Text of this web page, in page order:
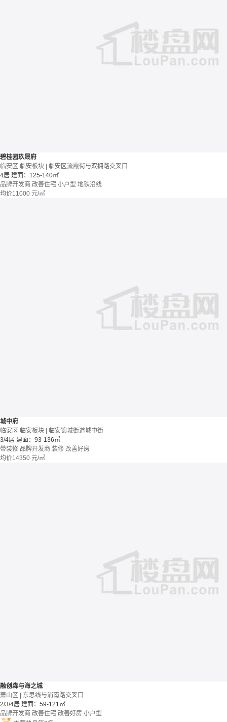
碧桂园玖晟府
临安区 临安板块 | 临安区流霞街与双拥路交叉口
4居 建面：125-140㎡
品牌开发商 改善住宅 小户型 地铁沿线
均价11000 元/㎡
城中府
临安区 临安板块 | 临安锦城街道城中街
3/4居 建面：93-136㎡
带装修 品牌开发商 装修 改善好房
均价14350 元/㎡
融创森与海之城
萧山区 | 东思线与浦南路交叉口
2/3/4居 建面：59-121㎡
品牌开发商 改善住宅 改善好房 小户型